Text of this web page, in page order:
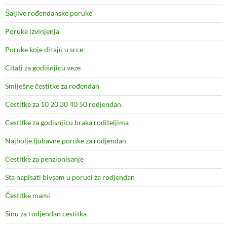
Šaljive rođendanske poruke
Poruke izvinjenja
Poruke koje diraju u srce
Citati za godišnjicu veze
Smiješne čestitke za rođendan
Cestitke za 10 20 30 40 50 rodjendan
Cestitke za godisnjicu braka roditeljima
Najbolje ljubavne poruke za rodjendan
Cestitke za penzionisanje
Sta napisati bivsem u poruci za rodjendan
Čestitke mami
Sinu za rodjendan cestitka